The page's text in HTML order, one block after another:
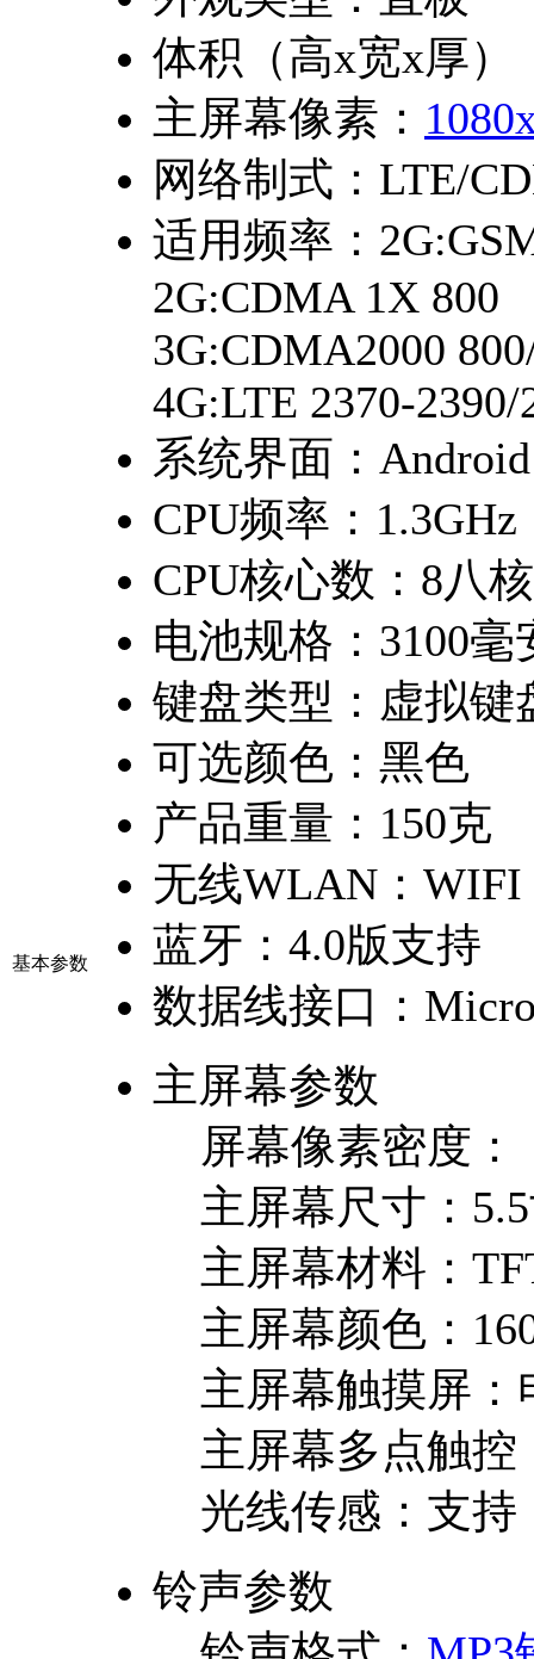
基本参数
体积（高x宽x厚）
主屏幕像素：
网络制式： LTE/
适用频率：
2G:CDMA 1X 800
3G:CDMA2000
4G:LTE 2370-
系统界面：
CPU频率： 1.3GHz
CPU核心数： 8八核
电池规格： 3100毫
键盘类型： 虚拟键
可选颜色： 黑色
产品重量： 150克
无线WLAN： WIFI
蓝牙： 4.0版支持
数据线接口：
主屏幕参数
屏幕像素密度：
主屏幕尺寸：
主屏幕材料：
主屏幕颜色：
主屏幕触摸屏：
主屏幕多点触控
光线传感： 支持
铃声参数